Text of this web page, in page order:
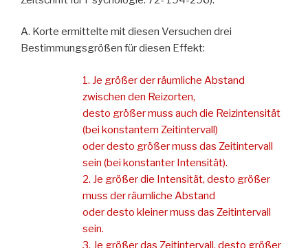
A. Korte ermittelte mit diesen Versuchen drei
Bestimmungsgrößen für diesen Effekt:
1. Je größer der räumliche Abstand
zwischen den Reizorten,
desto größer muss auch die Reizintensität
(bei konstantem Zeitintervall)
oder desto größer muss das Zeitintervall
sein (bei konstanter Intensität).
2. Je größer die Intensität, desto größer
muss der räumliche Abstand
oder desto kleiner muss das Zeitintervall
sein.
3. Je größer das Zeitintervall, desto größer